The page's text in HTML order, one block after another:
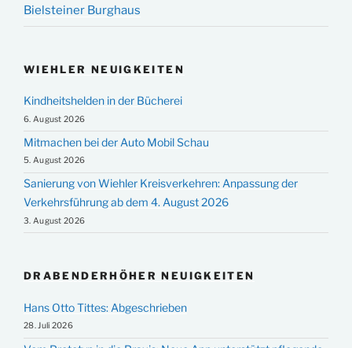
Bielsteiner Burghaus
WIEHLER NEUIGKEITEN
Kindheitshelden in der Bücherei
6. August 2026
Mitmachen bei der Auto Mobil Schau
5. August 2026
Sanierung von Wiehler Kreisverkehren: Anpassung der
Verkehrsführung ab dem 4. August 2026
3. August 2026
DRABENDERHÖHER NEUIGKEITEN
Hans Otto Tittes: Abgeschrieben
28. Juli 2026